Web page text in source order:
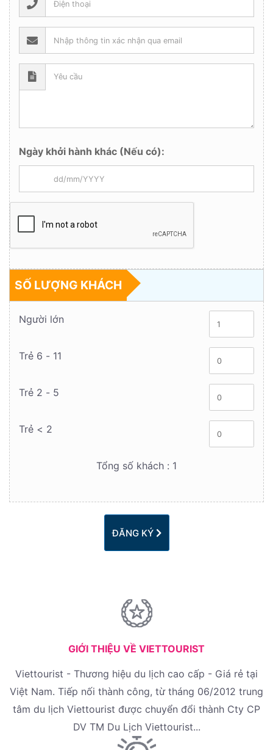
Ngày khởi hành khác (Nếu có):
SỐ LƯỢNG KHÁCH
Người lớn
Trẻ 6 - 11
Trẻ 2 - 5
Trẻ < 2
Tổng số khách : 1
ĐĂNG KÝ
GIỚI THIỆU VỀ VIETTOURIST
Viettourist - Thương hiệu du lịch cao cấp - Giá rẻ tại
Việt Nam. Tiếp nối thành công, từ tháng 06/2012 trung
tâm du lịch Viettourist được chuyển đổi thành Cty CP
DV TM Du Lịch Viettourist...